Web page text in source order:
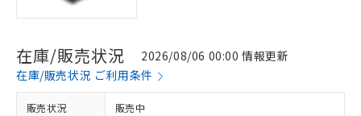
在庫/販売状況
2026/08/06 00:00 情報更新
在庫/販売状況 ご利用条件
販売状況 販売中